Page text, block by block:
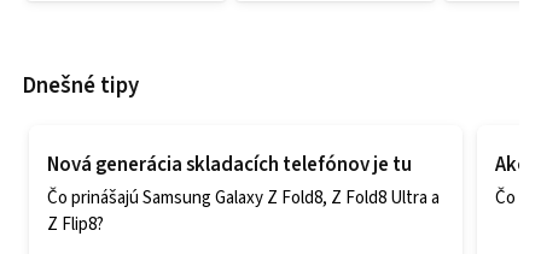
Dnešné tipy
Nová generácia skladacích telefónov je tu
Čo prinášajú Samsung Galaxy Z Fold8, Z Fold8 Ultra a
Z Flip8?
Ako
Čo